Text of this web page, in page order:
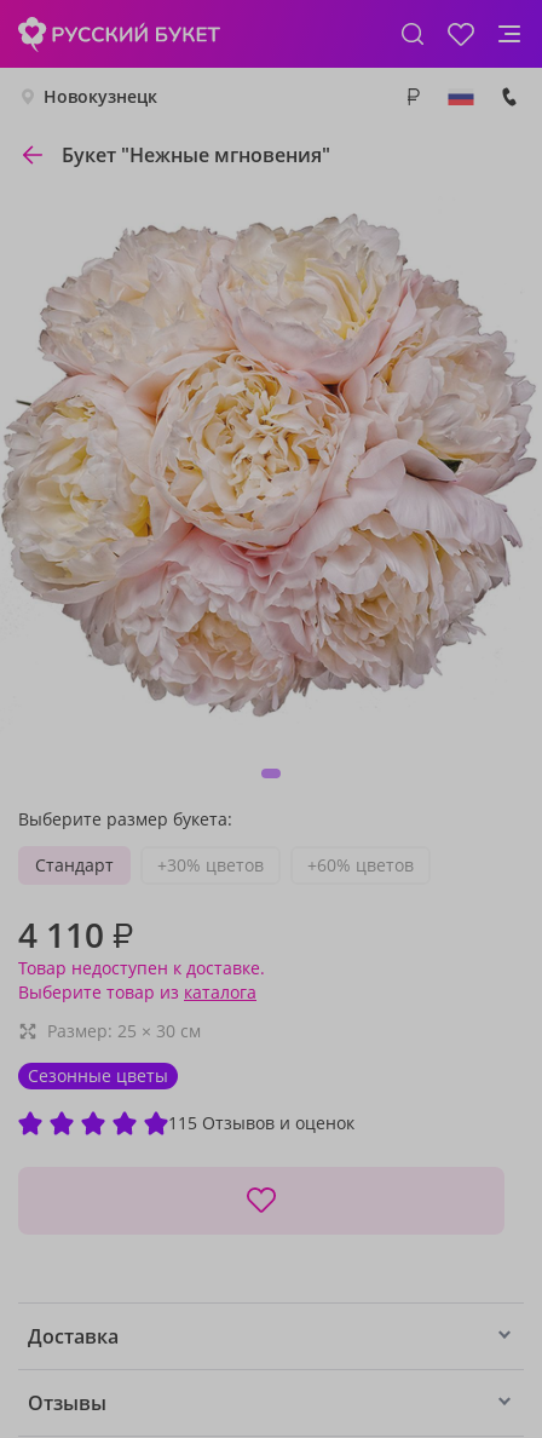
Новокузнецк
Букет "Нежные мгновения"
Выберите размер букета:
Стандарт
+30% цветов +60% цветов
4 110 ₽
Товар недоступен к доставке.
Выберите товар из каталога
Размер: 25 × 30 см
Сезонные цветы
115 Отзывов и оценок
Доставка
Отзывы